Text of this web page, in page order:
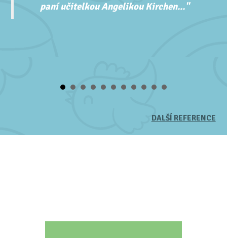
paní učitelkou Angelikou Kirchen..."
DALŠÍ REFERENCE